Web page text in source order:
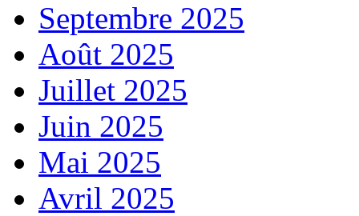
Septembre 2025
Août 2025
Juillet 2025
Juin 2025
Mai 2025
Avril 2025